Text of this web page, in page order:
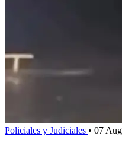
Policiales y Judiciales • 07